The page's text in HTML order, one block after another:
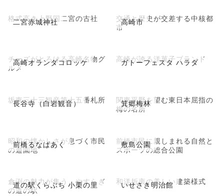
二宮赤城神社
格式高き上野国二宮の古社 高崎市
交通と歴史が交差する中核都
市
高崎オランダコロッケ
チーズがとろける高崎名物グ
ルメ
ガトーフェスタ ハラダ
高崎が誇る洋菓子ブランド
長谷寺（白岩観音）
坂東三十三観音第十五番札所 箕郷梅林
関東平野を望む東日本屈指の
梅の名所
前橋るなぱあく
昭和の懐かしさが息づく市民
の遊園地
敷島公園
前橋市民に親しまれる自然と
スポーツの総合公園
道の駅くらぶち 小栗の里
倉渕の魅力が集う、やすらぎ
の道の駅
いせさき明治館
和洋折衷の美しい建築様式